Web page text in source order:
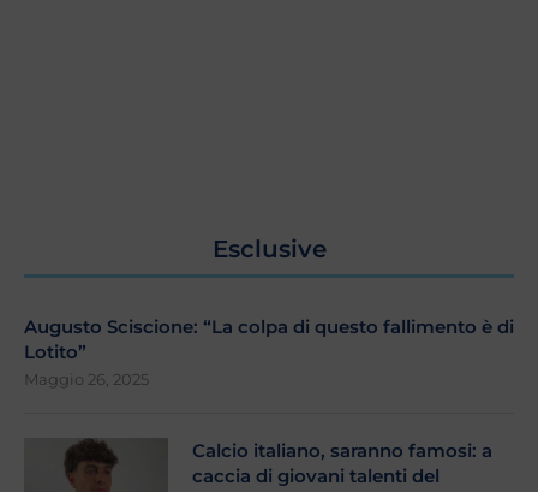
Esclusive
Augusto Sciscione: “La colpa di questo fallimento è di
Lotito”
Maggio 26, 2025
Calcio italiano, saranno famosi: a
caccia di giovani talenti del